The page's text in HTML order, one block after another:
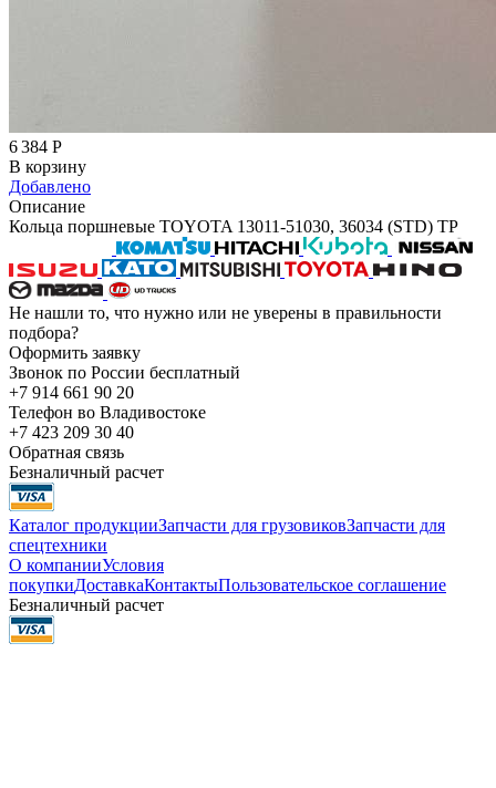
6 384 Р
В корзину
Добавлено
Описание
Кольца поршневые TOYOTA 13011-51030, 36034 (STD) TP
Не нашли то, что нужно или не уверены в правильности
подбора?
Оформить заявку
Звонок по России бесплатный
+7 914 661 90 20
Телефон во Владивостоке
+7 423 209 30 40
Обратная связь
Безналичный расчет
Каталог продукцииЗапчасти для грузовиковЗапчасти для
спецтехники
О компанииУсловия
покупкиДоставкаКонтактыПользовательское соглашение
Безналичный расчет